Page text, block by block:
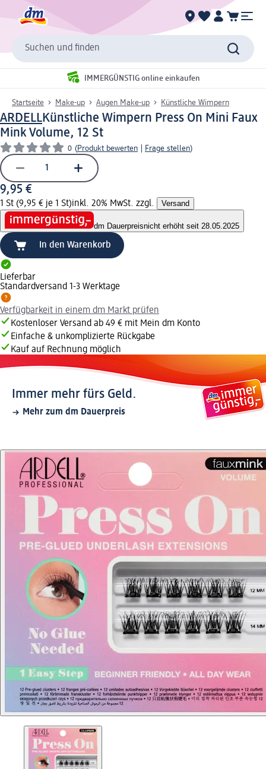
Suchen und finden
IMMERGÜNSTIG online einkaufen
Startseite Make-up Augen Make-up Künstliche Wimpern
ARDELLKünstliche Wimpern Press On Mini Faux
Mink Volume, 12 St
0 (Produkt bewerten Frage stellen)
9,95 €
1 St (9,95 € je 1 St)inkl. 20% MwSt. zzgl. Versand
dm Dauerpreisnicht erhöht seit 28.05.2025
In den Warenkorb
Lieferbar
Standardversand 1-3 Werktage
Verfügbarkeit in einem dm Markt prüfen
Kostenloser Versand ab 49 € mit Mein dm Konto
Einfache & unkomplizierte Rückgabe
Kauf auf Rechnung möglich
Immer mehr fürs Geld.
Mehr zum dm Dauerpreis